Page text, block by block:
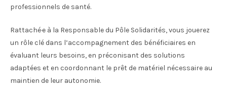
professionnels de santé.
Rattaché·e à la Responsable du Pôle Solidarités, vous jouerez
un rôle clé dans l’accompagnement des bénéficiaires en
évaluant leurs besoins, en préconisant des solutions
adaptées et en coordonnant le prêt de matériel nécessaire au
maintien de leur autonomie.